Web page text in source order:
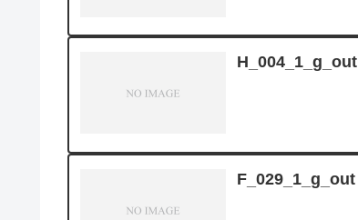
H_004_1_g_out
F_029_1_g_out